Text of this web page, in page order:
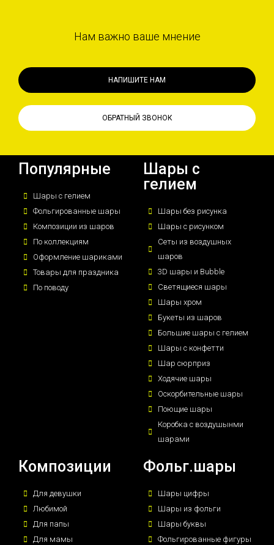
Нам важно ваше мнение
НАПИШИТЕ НАМ
ОБРАТНЫЙ ЗВОНОК
Популярные
Шары с гелием
Фольгированные шары
Композиции из шаров
По коллекциям
Оформление шариками
Товары для праздника
По поводу
Шары с
гелием
Шары без рисунка
Шары с рисунком
Сеты из воздушных
шаров
3D шары и Bubble
Светящиеся шары
Шары хром
Букеты из шаров
Большие шары с гелием
Шары с конфетти
Шар сюрприз
Ходячие шары
Оскорбительные шары
Поющие шары
Коробка с воздушынми
шарами
Композиции
Для девушки
Любимой
Для папы
Для мамы
Фольг.шары
Шары цифры
Шары из фольги
Шары буквы
Фольгированные фигуры